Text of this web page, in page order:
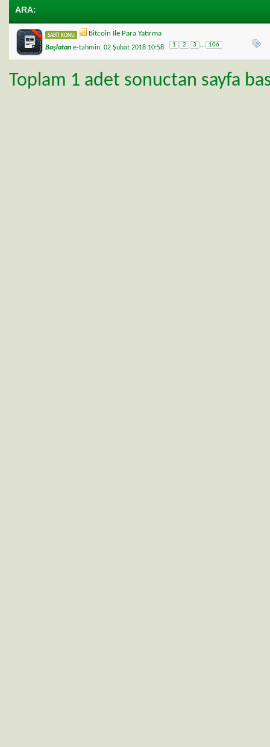
ARA:
SABIT KONU Bitcoin İle Para Yatırma
Başlatan e-tahmin, 02 Şubat 2018 10:58 1 2 3 ... 106
Toplam 1 adet sonuctan sayfa